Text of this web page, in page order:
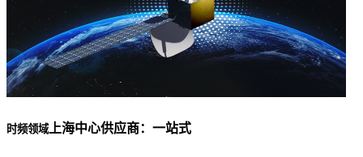
时频领域上海中心供应商：一站式